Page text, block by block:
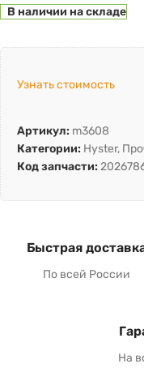
В наличии на складе
Узнать стоимость
Артикул: m3608
Категории: Hyster,
Код запчасти:
Быстрая
По всей России
На